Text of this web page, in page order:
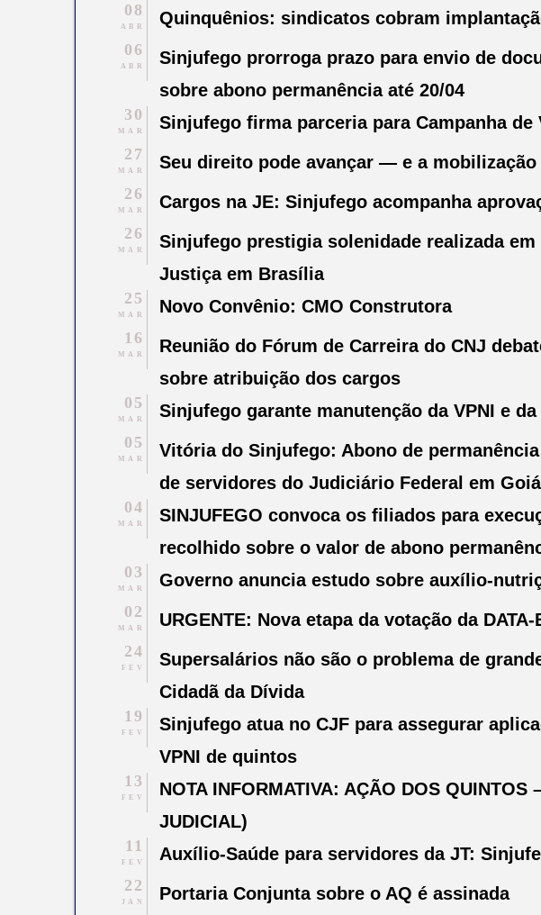
08
ABR Quinquênios: sindicatos cobram
06
ABR
Sinjufego prorroga prazo para envio de
sobre abono permanência até 20/04
30
MAR Sinjufego firma parceria para Campanha
27
MAR Seu direito pode avançar — e a
26
MAR Cargos na JE: Sinjufego acompanha
26
MAR
Sinjufego prestigia solenidade realizada
Justiça em Brasília
25
MAR Novo Convênio: CMO Construtora
16
MAR
Reunião do Fórum de Carreira do CNJ
sobre atribuição dos cargos
05
MAR Sinjufego garante manutenção da VPNI e
05
MAR
Vitória do Sinjufego: Abono de
de servidores do Judiciário Federal em
04
MAR
SINJUFEGO convoca os filiados para
recolhido sobre o valor de abono
03
MAR Governo anuncia estudo sobre auxílio-
02
MAR URGENTE: Nova etapa da votação da
24
FEV
Supersalários não são o problema de
Cidadã da Dívida
19
FEV
Sinjufego atua no CJF para assegurar
VPNI de quintos
13
FEV
NOTA INFORMATIVA: AÇÃO DOS QUINTOS
JUDICIAL)
11
FEV Auxílio-Saúde para servidores da JT:
22
JAN Portaria Conjunta sobre o AQ é assinada